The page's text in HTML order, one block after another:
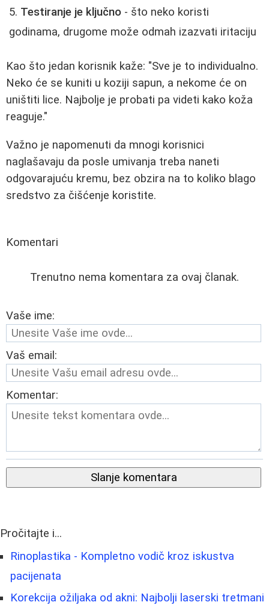
Testiranje je ključno - što neko koristi
godinama, drugome može odmah izazvati iritaciju
Kao što jedan korisnik kaže: "Sve je to individualno.
Neko će se kuniti u koziji sapun, a nekome će on
uništiti lice. Najbolje je probati pa videti kako koža
reaguje."
Važno je napomenuti da mnogi korisnici
naglašavaju da posle umivanja treba naneti
odgovarajuću kremu, bez obzira na to koliko blago
sredstvo za čišćenje koristite.
Komentari
Trenutno nema komentara za ovaj članak.
Vaše ime:
Vaš email:
Komentar:
Slanje komentara
Pročitajte i...
Rinoplastika - Kompletno vodič kroz iskustva
pacijenata
Korekcija ožiljaka od akni: Najbolji laserski tretmani